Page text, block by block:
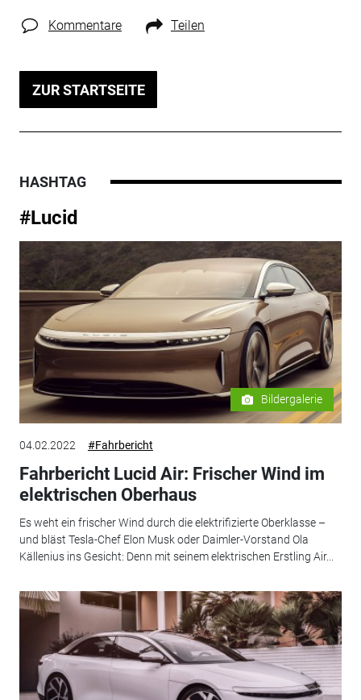
Kommentare Teilen
ZUR STARTSEITE
HASHTAG
#Lucid
Bildergalerie
04.02.2022 #Fahrbericht
Fahrbericht Lucid Air: Frischer Wind im
elektrischen Oberhaus
Es weht ein frischer Wind durch die elektrifizierte Oberklasse –
und bläst Tesla-Chef Elon Musk oder Daimler-Vorstand Ola
Källenius ins Gesicht: Denn mit seinem elektrischen Erstling Air...